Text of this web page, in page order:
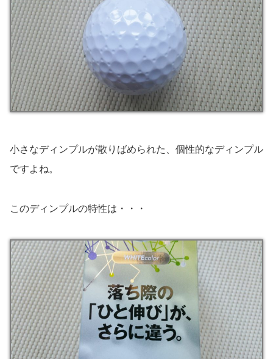
小さなディンプルが散りばめられた、個性的なディンプル
ですよね。
このディンプルの特性は・・・